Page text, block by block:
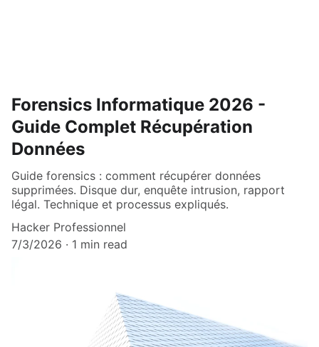
Forensics Informatique 2026 -
Guide Complet Récupération
Données
Guide forensics : comment récupérer données
supprimées. Disque dur, enquête intrusion, rapport
légal. Technique et processus expliqués.
Hacker Professionnel
7/3/2026
1 min read